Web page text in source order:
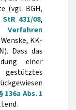
(vgl. BGH,
StR 431/08,
KK-
Dass das
einer
136a Abs. 1